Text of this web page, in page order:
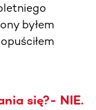
byłem
się?- NIE.